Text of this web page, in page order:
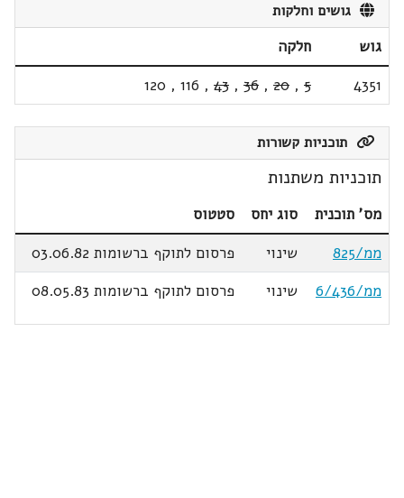
גושים וחלקות
גוש
חלקה
4351
5
,
20
,
36
,
43
,
116
,
120
תוכניות קשורות
תוכניות משתנות
מס' תוכנית סוג יחס
סטטוס
ממ/825
שינוי
פרסום לתוקף ברשומות 03.06.82
ממ/6/436
שינוי פרסום לתוקף ברשומות 08.05.83